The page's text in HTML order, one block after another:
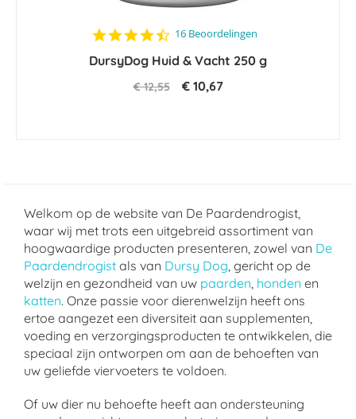
4.7
rating
16 Beoordelingen
DursyDog Huid & Vacht 250 g
€ 12,55 € 10,67
Welkom op de website van De Paardendrogist,
waar wij met trots een uitgebreid assortiment van
hoogwaardige producten presenteren, zowel van De
Paardendrogist als van Dursy Dog, gericht op de
welzijn en gezondheid van uw paarden, honden en
katten. Onze passie voor dierenwelzijn heeft ons
ertoe aangezet een diversiteit aan supplementen,
voeding en verzorgingsproducten te ontwikkelen, die
speciaal zijn ontworpen om aan de behoeften van
uw geliefde viervoeters te voldoen.
Of uw dier nu behoefte heeft aan ondersteuning